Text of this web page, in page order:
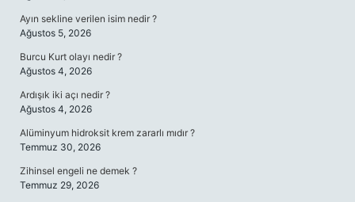
Ayın sekline verilen isim nedir ?
Ağustos 5, 2026
Burcu Kurt olayı nedir ?
Ağustos 4, 2026
Ardışık iki açı nedir ?
Ağustos 4, 2026
Alüminyum hidroksit krem zararlı mıdır ?
Temmuz 30, 2026
Zihinsel engeli ne demek ?
Temmuz 29, 2026